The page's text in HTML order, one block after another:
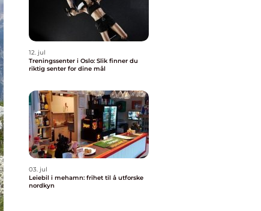
12. jul
Treningssenter i Oslo: Slik finner du
riktig senter for dine mål
03. jul
Leiebil i mehamn: frihet til å utforske
nordkyn